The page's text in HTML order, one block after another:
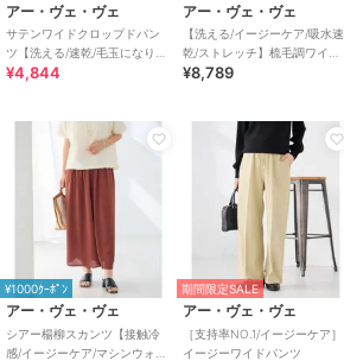
アー・ヴェ・ヴェ
サテンワイドクロップドパン
ツ【洗える/速乾/毛玉になりに
くい/イージーケア】
¥4,844
アー・ヴェ・ヴェ
【洗える/イージーケア/吸水速
乾/ストレッチ】梳毛調ワイド
パンツ
¥8,789
¥1000ｸｰﾎﾟﾝ
アー・ヴェ・ヴェ
シアー楊柳スカンツ【接触冷
感/イージーケア/マシンウォッ
期間限定SALE
アー・ヴェ・ヴェ
［支持率NO.1/イージーケア］
イージーワイドパンツ